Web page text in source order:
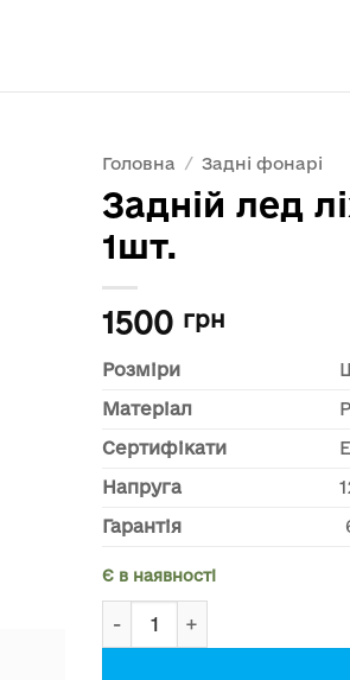
Головна / Задні фонарі
Задній лед
1шт.
1500 грн
Розміри
Матеріал
Сертифікати
Напруга
Гарантія
Є в наявності
Задній лед ліхтар з